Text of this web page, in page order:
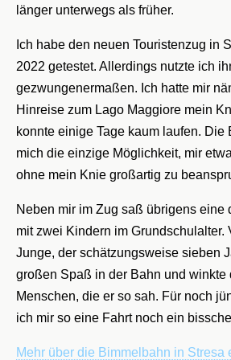
länger unterwegs als früher.
Ich habe den neuen Touristenzug in
2022 getestet. Allerdings nutzte ich
gezwungenermaßen. Ich hatte mir
Hinreise zum Lago Maggiore mein
konnte einige Tage kaum laufen. Die
mich die einzige Möglichkeit, mir
ohne mein Knie großartig zu
Neben mir im Zug saß übrigens eine
mit zwei Kindern im Grundschulalter.
Junge, der schätzungsweise sieben
großen Spaß in der Bahn und winkte
Menschen, die er so sah. Für noch
ich mir so eine Fahrt noch ein
Mehr über die Bimmelbahn in Stresa